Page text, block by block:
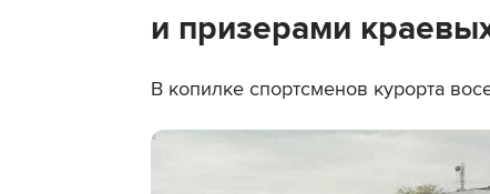
и призерами
В копилке спортсменов курорта